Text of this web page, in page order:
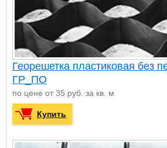
Георешетка пластиковая без
ГР_ПО
по цене от 35 руб. за кв. м
Купить